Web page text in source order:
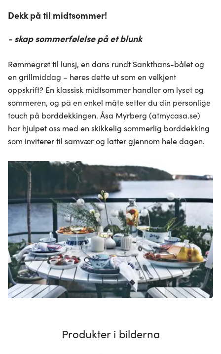
Dekk på til midtsommer!
- skap sommerfølelse på et blunk
Rømmegrøt til lunsj, en dans rundt Sankthans-bålet og
en grillmiddag – høres dette ut som en velkjent
oppskrift? En klassisk midtsommer handler om lyset og
sommeren, og på en enkel måte setter du din personlige
touch på borddekkingen. Åsa Myrberg (atmycasa.se)
har hjulpet oss med en skikkelig sommerlig borddekking
som inviterer til samvær og latter gjennom hele dagen.
Produkter i bilderna